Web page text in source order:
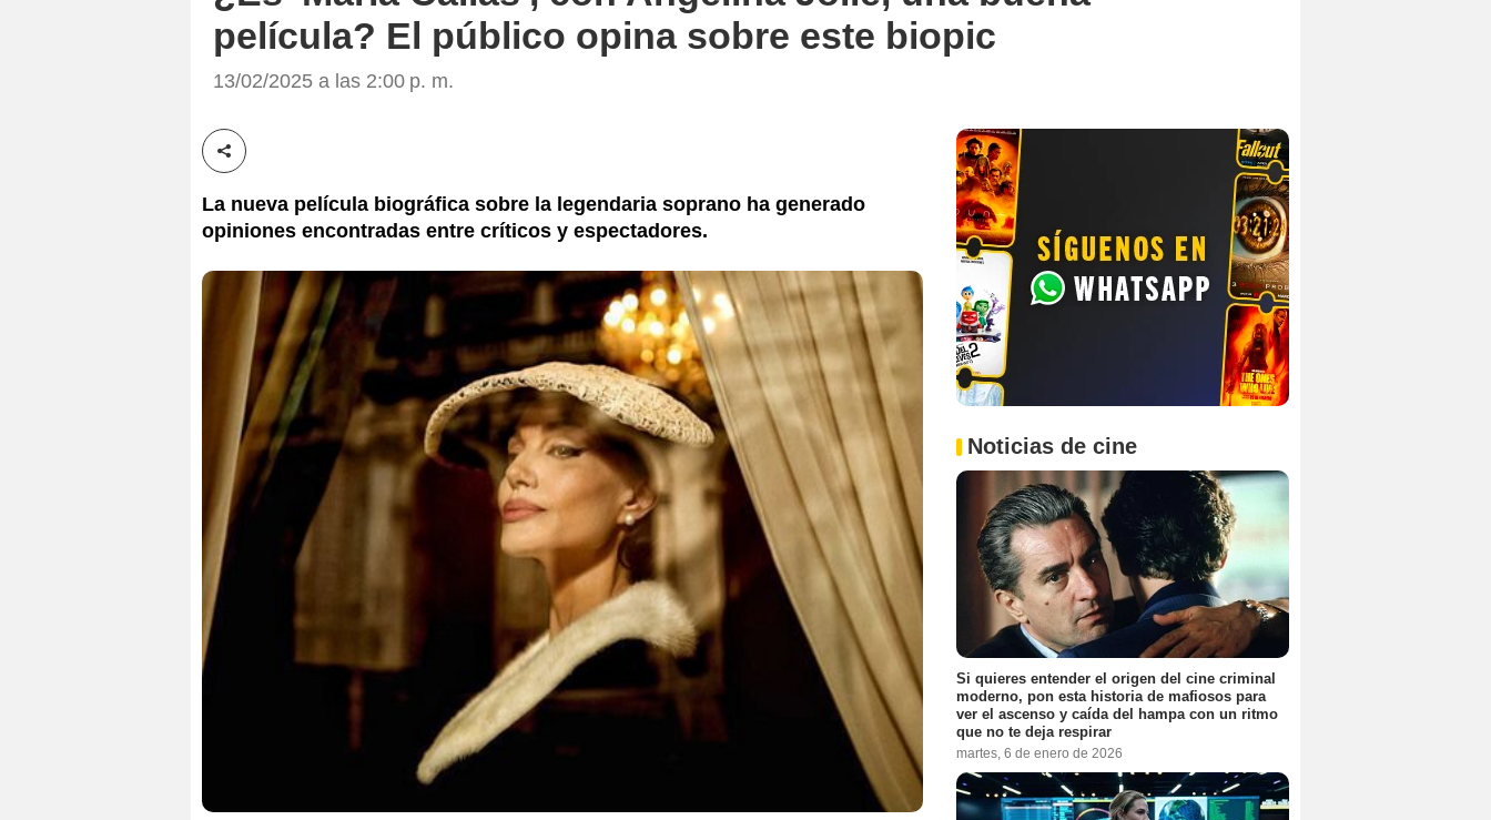
película? El público opina sobre este biopic
13/02/2025 a las 2:00 p. m.
Compartir esta noticia
La nueva película biográfica sobre la legendaria soprano ha generado
opiniones encontradas entre críticos y espectadores.
Netflix
Noticias de cine
Si quieres entender el origen del cine criminal
moderno, pon esta historia de mafiosos para
ver el ascenso y caída del hampa con un ritmo
que no te deja respirar
martes, 6 de enero de 2026